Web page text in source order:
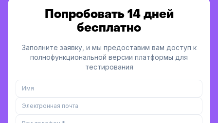
Попробовать 14 дней
бесплатно
Заполните заявку, и мы предоставим вам доступ к
полнофункциональной версии платформы для
тестирования